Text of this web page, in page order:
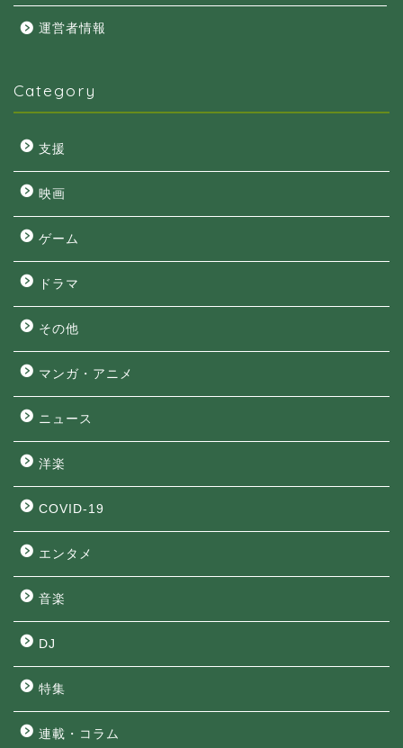
運営者情報
Category
支援
映画
ゲーム
ドラマ
その他
マンガ・アニメ
ニュース
洋楽
COVID-19
エンタメ
音楽
DJ
特集
連載・コラム